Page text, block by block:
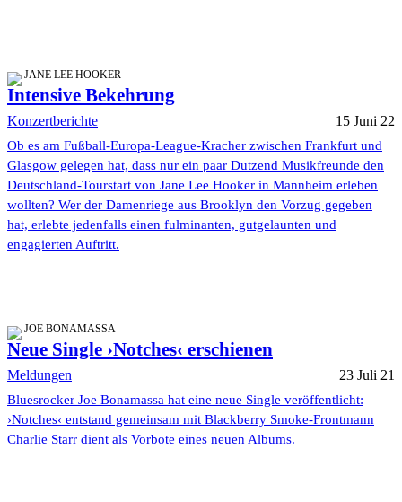
JANE LEE HOOKER
Intensive Bekehrung
Konzertberichte 15 Juni 22
Ob es am Fußball-Europa-League-Kracher zwischen Frankfurt und
Glasgow gelegen hat, dass nur ein paar Dutzend Musikfreunde den
Deutschland-Tourstart von Jane Lee Hooker in Mannheim erleben
wollten? Wer der Damenriege aus Brooklyn den Vorzug gegeben
hat, erlebte jedenfalls einen fulminanten, gutgelaunten und
engagierten Auftritt.
JOE BONAMASSA
Neue Single ›Notches‹ erschienen
Meldungen 23 Juli 21
Bluesrocker Joe Bonamassa hat eine neue Single veröffentlicht:
›Notches‹ entstand gemeinsam mit Blackberry Smoke-Frontmann
Charlie Starr dient als Vorbote eines neuen Albums.